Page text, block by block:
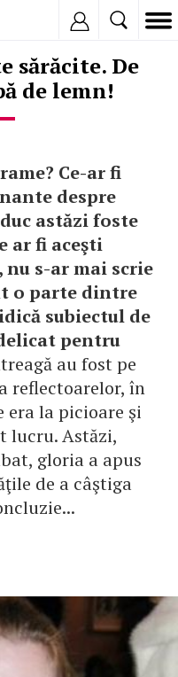
sărăcite. De
de lemn!
Ce-ar fi
despre
astăzi foste
ar fi aceşti
nu s-ar mai scrie
o parte dintre
subiectul de
pentru
au fost pe
reflectoarelor, în
la picioare şi
lucru. Astăzi,
gloria a apus
de a câştiga